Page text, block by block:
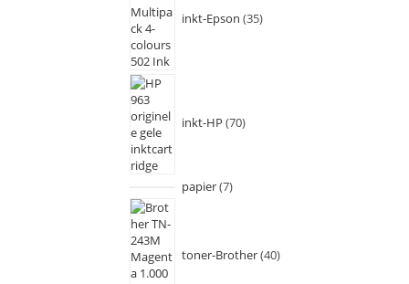
inkt-Epson 35
inkt-HP 70
papier 7
toner-Brother 40